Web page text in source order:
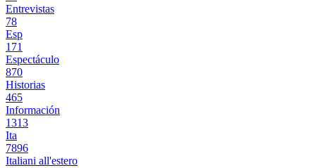
Entrevistas
78
Esp
171
Espectáculo
870
Historias
465
Información
1313
Ita
7896
Italiani all'estero